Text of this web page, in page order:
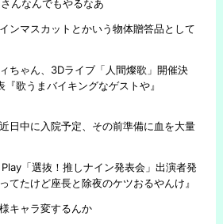
んなんでもやるなあ
ンマスカットとかいう物体贈答品として
ちゃん、3Dライブ「人間燦歌」開催決
歌うまバイキングなゲストや』
日中に入院予定、その前準備に血を大量
「選抜！推しナイン発表会」出演者発
てたけど座長と除夜のケツおるやんけ』
キャラ変するんか